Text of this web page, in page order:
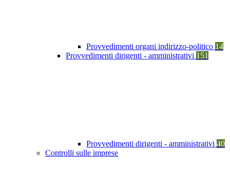
Provvedimenti organi indirizzo-politico 14
Provvedimenti dirigenti - amministrativi 151
Provvedimenti dirigenti - amministrativi 40
Controlli sulle imprese